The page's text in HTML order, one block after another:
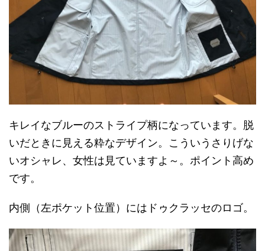
キレイなブルーのストライプ柄になっています。脱
いだときに見える粋なデザイン。こういうさりげな
いオシャレ、女性は見ていますよ～。ポイント高め
です。
内側（左ポケット位置）にはドゥクラッセのロゴ。